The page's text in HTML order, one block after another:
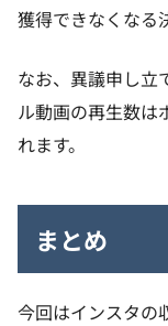
獲得できなくなる
なお、異議申し立
ル動画の再生数は
れます。
まとめ
今回はインスタの